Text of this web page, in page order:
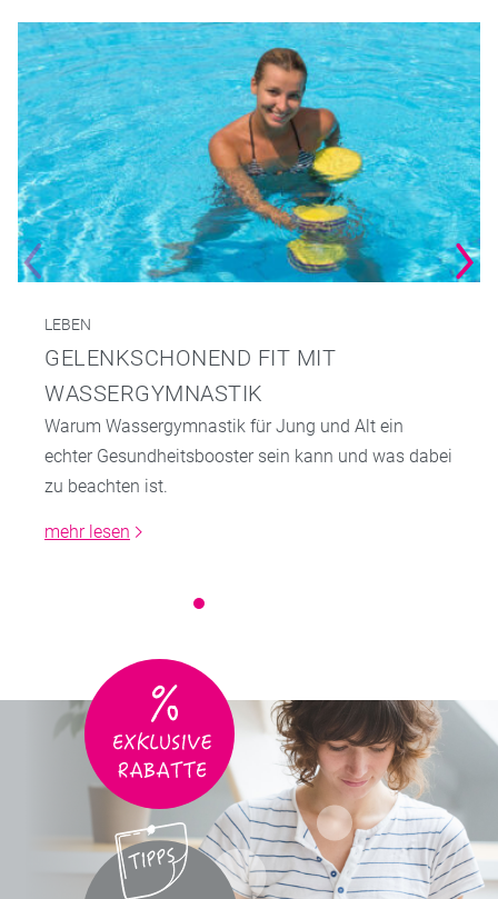
LEBEN
GELENKSCHONEND FIT MIT
WASSERGYMNASTIK
Warum Wassergymnastik für Jung und Alt ein
echter Gesundheitsbooster sein kann und was dabei
zu beachten ist.
mehr lesen